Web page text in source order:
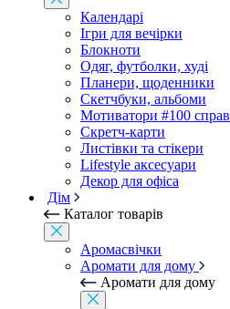
Календарі
Ігри для вечірки
Блокноти
Одяг, футболки, худі
Планери, щоденники
Скетчбуки, альбоми
Мотиватори #100 справ
Скретч-карти
Листівки та стікери
Lifestyle аксесуари
Декор для офіса
Дім
Каталог товарів
Аромасвічки
Аромати для дому
Аромати для дому